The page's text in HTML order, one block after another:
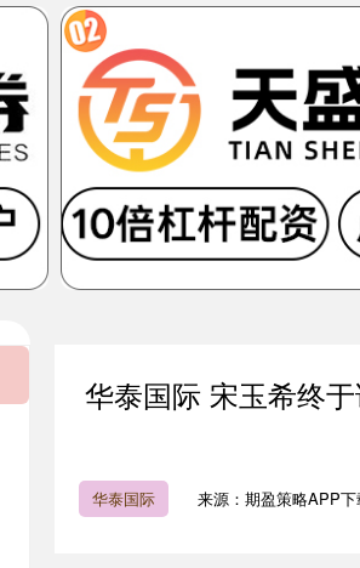
华泰国际 宋玉希终
华泰国际 来源：期盈策略APP